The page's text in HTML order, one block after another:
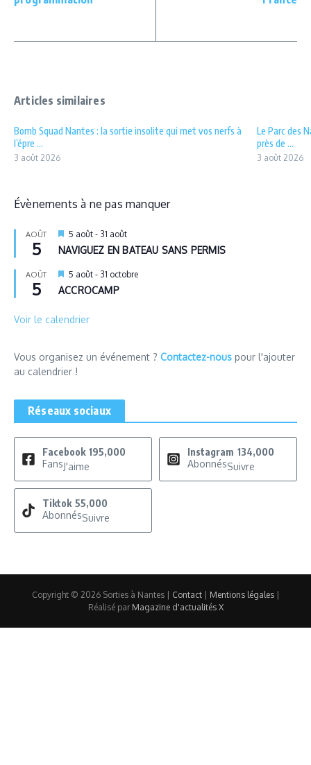
Articles similaires
Bomb Squad Nantes : la sortie insolite qui met vos nerfs à
l’épre ...
3 août 2026
Le Parc des
près de ...
3 août 2026
Évènements à ne pas manquer
AOÛT
5
Mis
en
avant
5 août - 31 août
NAVIGUEZ EN BATEAU SANS PERMIS
AOÛT
5
Mis
en
avant
5 août - 31 octobre
ACCROCAMP
Voir le calendrier
Vous organisez un événement ? Contactez-nous pour l'ajouter
au calendrier !
Réseaux sociaux
Facebook 195,000
FansJ'aime
Instagram 134,000
AbonnésSuivre
Tiktok 55,000
AbonnésSuivre
Copyright © 2026 Sorties à Nantes | Contact| Mentions légales|
Réalisé par Magazine d'actualités X